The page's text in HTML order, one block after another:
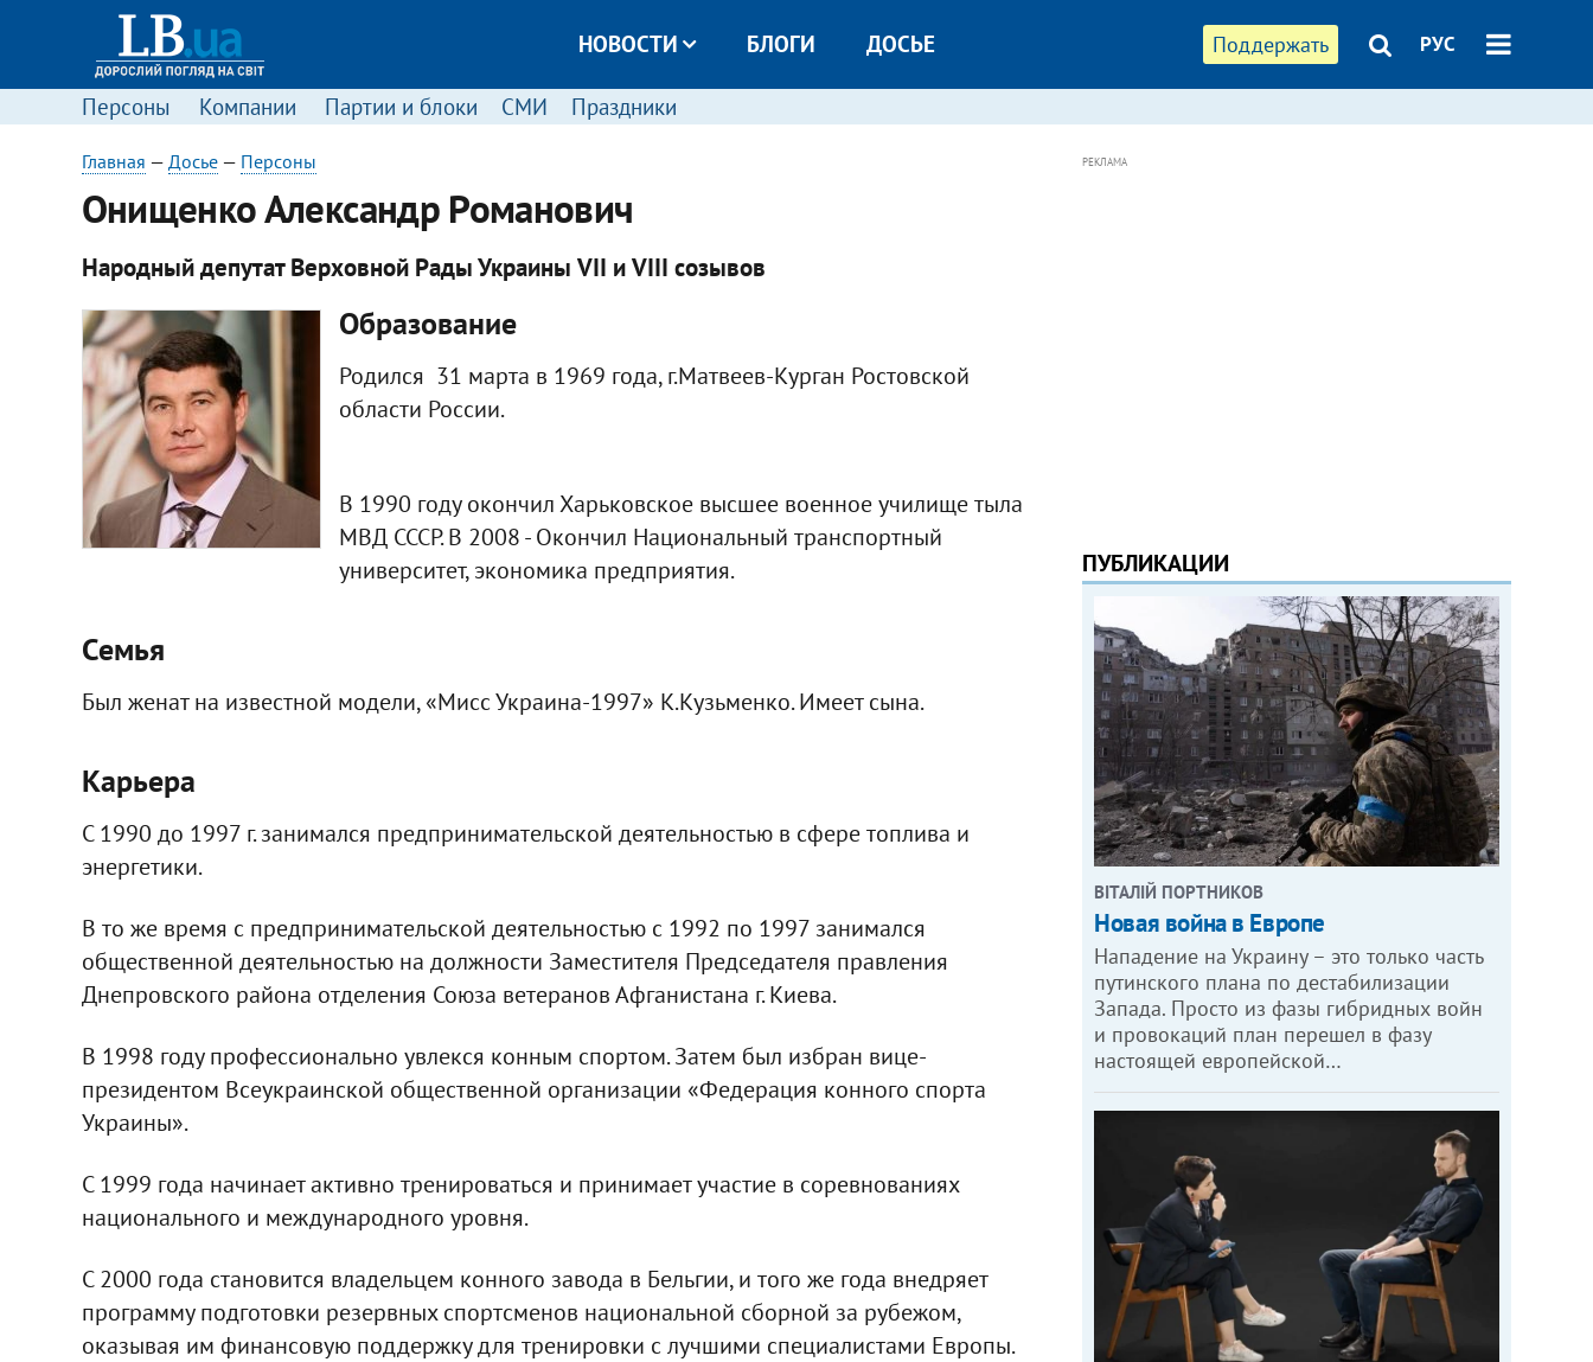
Поддержать РУС
НОВОСТИ БЛОГИ ДОСЬЕ
Персоны Компании Партии и блоки СМИ Праздники
Главная — Досье— Персоны
Онищенко Александр Романович
Народный депутат Верховной Рады Украины VII и VIII созывов
Образование
Родился 31 марта в 1969 года, г.Матвеев-Курган Ростовской
области России.
В 1990 году окончил Харьковское высшее военное училище тыла
МВД СССР. В 2008 - Окончил Национальный транспортный
университет, экономика предприятия.
Семья
Был женат на известной модели, «Мисс Украина-1997» К.Кузьменко. Имеет сына.
Карьера
С 1990 до 1997 г. занимался предпринимательской деятельностью в сфере топлива и
энергетики.
В то же время с предпринимательской деятельностью с 1992 по 1997 занимался
общественной деятельностью на должности Заместителя Председателя правления
Днепровского района отделения Союза ветеранов Афганистана г. Киева.
В 1998 году профессионально увлекся конным спортом. Затем был избран вице-
президентом Всеукраинской общественной организации «Федерация конного спорта
Украины».
С 1999 года начинает активно тренироваться и принимает участие в соревнованиях
национального и международного уровня.
С 2000 года становится владельцем конного завода в Бельгии, и того же года внедряет
программу подготовки резервных спортсменов национальной сборной за рубежом,
оказывая им финансовую поддержку для тренировки с лучшими специалистами Европы.
РЕКЛАМА
ПУБЛИКАЦИИ
ВІТАЛІЙ ПОРТНИКОВ
Новая война в Европе
Нападение на Украину – это только часть
путинского плана по дестабилизации
Запада. Просто из фазы гибридных войн
и провокаций план перешел в фазу
настоящей европейской…